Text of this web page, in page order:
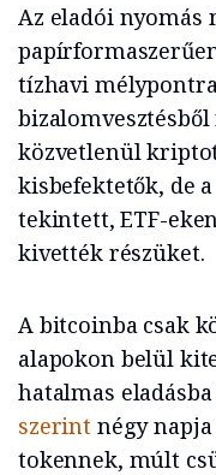
Az eladói nyomás
tízhavi
közvetlenül
kisbefektetők, de
tekintett, ETF-
kivették részüket.
A bitcoinba csak
alapokon belül
hatalmas
szerint négy
tokennek, múlt